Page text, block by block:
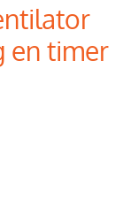
en timer